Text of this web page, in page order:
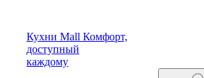
Кухни Mall Комфорт,
доступный
каждому